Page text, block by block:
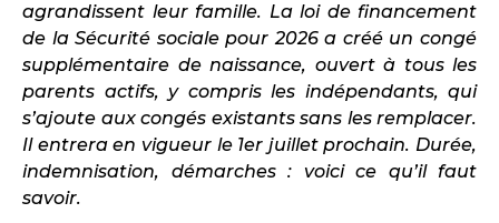
agrandissent leur famille. La loi de financement
de la Sécurité sociale pour 2026 a créé un congé
supplémentaire de naissance, ouvert à tous les
parents actifs, y compris les indépendants, qui
s’ajoute aux congés existants sans les remplacer.
Il entrera en vigueur le 1er juillet prochain. Durée,
indemnisation, démarches : voici ce qu’il faut
savoir.